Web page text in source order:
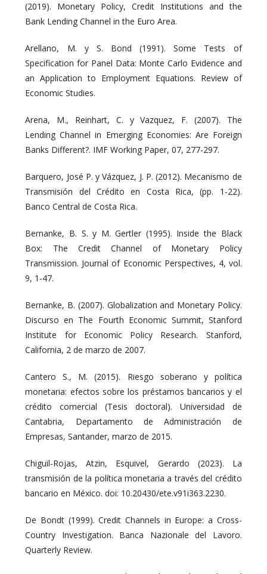
(2019). Monetary Policy, Credit Institutions and the
Bank Lending Channel in the Euro Area.
Arellano, M. y S. Bond (1991). Some Tests of
Specification for Panel Data: Monte Carlo Evidence and
an Application to Employment Equations. Review of
Economic Studies.
Arena, M., Reinhart, C. y Vazquez, F. (2007). The
Lending Channel in Emerging Economies: Are Foreign
Banks Different?. IMF Working Paper, 07, 277-297.
Barquero, José P. y Vázquez, J. P. (2012). Mecanismo de
Transmisión del Crédito en Costa Rica, (pp. 1-22).
Banco Central de Costa Rica.
Bernanke, B. S. y M. Gertler (1995). Inside the Black
Box: The Credit Channel of Monetary Policy
Transmission. Journal of Economic Perspectives, 4, vol.
9, 1-47.
Bernanke, B. (2007). Globalization and Monetary Policy.
Discurso en The Fourth Economic Summit, Stanford
Institute for Economic Policy Research. Stanford,
California, 2 de marzo de 2007.
Cantero S., M. (2015). Riesgo soberano y política
monetaria: efectos sobre los préstamos bancarios y el
crédito comercial (Tesis doctoral). Universidad de
Cantabria, Departamento de Administración de
Empresas, Santander, marzo de 2015.
Chiguil-Rojas, Atzin, Esquivel, Gerardo (2023). La
transmisión de la política monetaria a través del crédito
bancario en México. doi: 10.20430/ete.v91i363.2230.
De Bondt (1999). Credit Channels in Europe: a Cross-
Country Investigation. Banca Nazionale del Lavoro.
Quarterly Review.